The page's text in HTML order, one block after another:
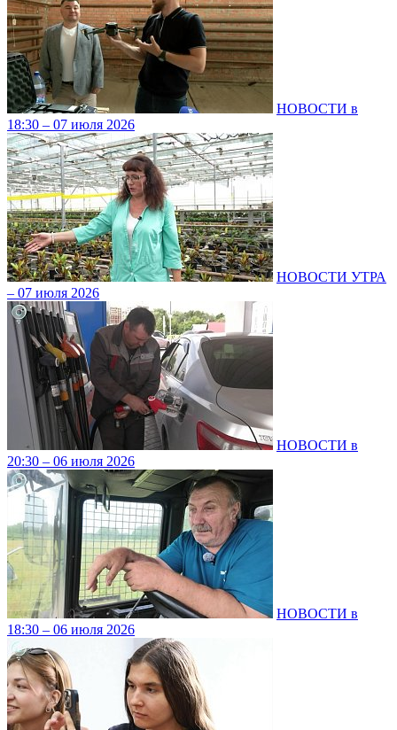
НОВОСТИ в
18:30 – 07 июля 2026
НОВОСТИ УТРА
– 07 июля 2026
НОВОСТИ в
20:30 – 06 июля 2026
НОВОСТИ в
18:30 – 06 июля 2026